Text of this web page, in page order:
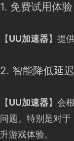
1. 免费试用体验
【UU加速器】提
2. 智能降低延
【UU加速器】会
问题。特别是对
升游戏体验。